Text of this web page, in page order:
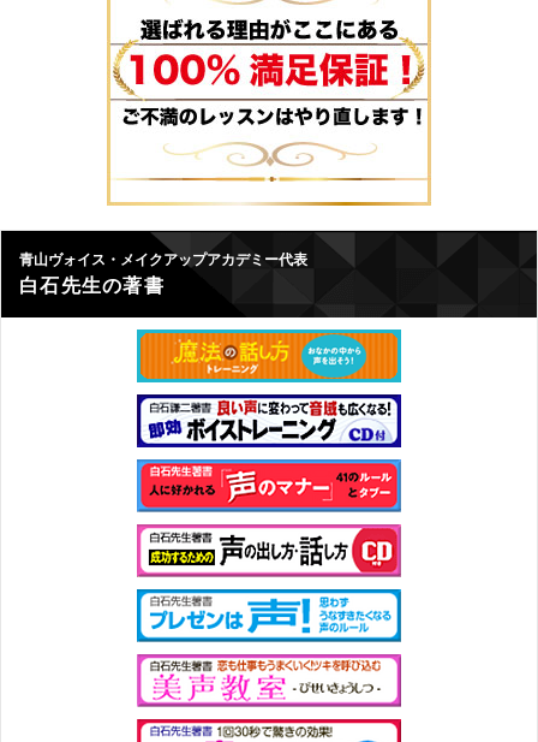
青山ヴォイス・メイクアップアカデミー代表
白石先生の著書